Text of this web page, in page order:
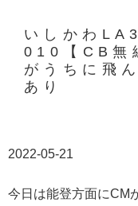
いしかわ
010【CB無
がうちに飛
あり
2022-05-21
今日は能登方面にCM